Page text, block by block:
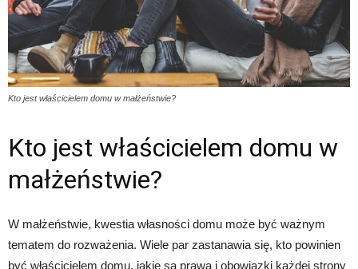
Kto jest właścicielem domu w małżeństwie?
Kto jest właścicielem domu w
małżeństwie?
W małżeństwie, kwestia własności domu może być ważnym
tematem do rozważenia. Wiele par zastanawia się, kto powinien
być właścicielem domu, jakie są prawa i obowiązki każdej strony